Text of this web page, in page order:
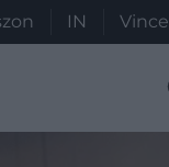
IN Vince